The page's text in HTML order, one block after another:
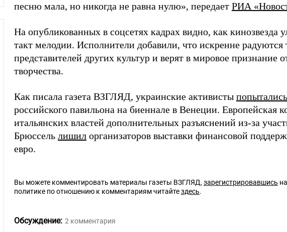
песню мала, но никогда не равна нулю», передает РИА
На опубликованных в соцсетях кадрах видно, как кинозвезда
такт мелодии. Исполнители добавили, что искренне
представителей других культур и верят в мировое признание
творчества.
Как писала газета ВЗГЛЯД, украинские активисты попытались
российского павильона на биеннале в Венеции. Европейская
итальянских властей дополнительных разъяснений из-за
Брюссель лишил организаторов выставки финансовой
евро.
Вы можете комментировать материалы газеты ВЗГЛЯД,зарегистрировавшись
политике по отношению к комментариям читайтездесь.
Обсуждение: 2 комментария